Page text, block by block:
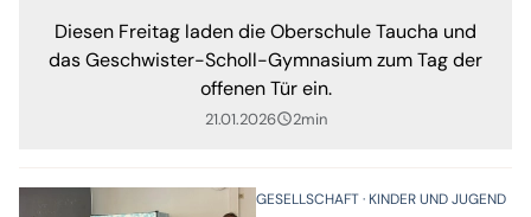
Diesen Freitag laden die Oberschule Taucha und
das Geschwister-Scholl-Gymnasium zum Tag der
offenen Tür ein.
21.01.2026query_builder2min
GESELLSCHAFT KINDER UND JUGEND